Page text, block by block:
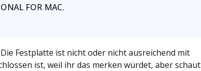
FOR MAC.
Festplatte ist nicht oder nicht ausreichend mit
ist, weil ihr das merken würdet, aber schaut